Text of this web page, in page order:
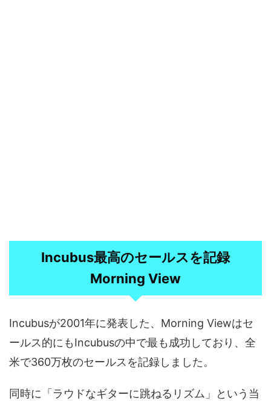
Incubus最高のセールスを記録
Morning View
Incubusが2001年に発表した、Morning Viewはセ
ールス的にもIncubusの中で最も成功しており、全
米で360万枚のセールスを記録しました。
同時に「ラウドなギターに跳ねるリズム」という当